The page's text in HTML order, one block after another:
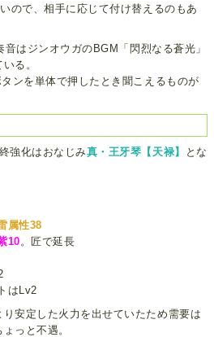
ので、相手に応じて付け替えるのもあ
はジンオウガのBGM「閃烈なる蒼光」
る。
ンを単体で押したとき聞こえるものが
強化はおなじみ真・王牙琴【天禄】
とな
属性38
10 。匠で延長
はLv2
安定した火力を出せていたため需要は
っと不遇。